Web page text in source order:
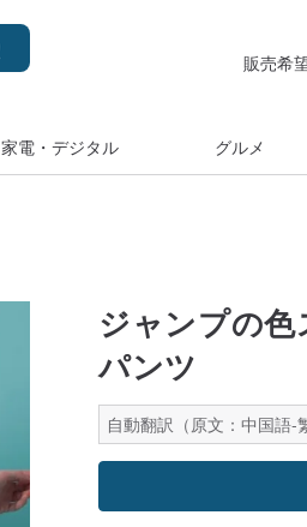
販売希
家電・デジタル グルメ
ジャンプの
パンツ
自動翻訳（原文：中国語-